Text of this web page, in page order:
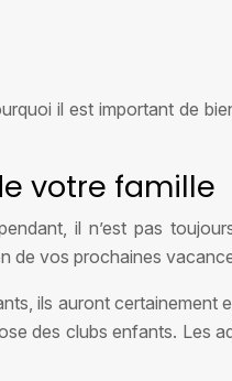
il est important de
votre famille
il n’est pas
de vos prochaines
ils auront certainement
des clubs enfants. Les